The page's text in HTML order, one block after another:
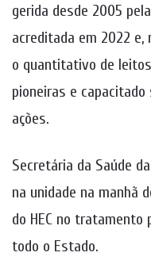
gerida desde 2005
acreditada em 2022
o quantitativo de
pioneiras e
ações.
Secretária da Saúde
na unidade na manhã
do HEC no
todo o Estado.